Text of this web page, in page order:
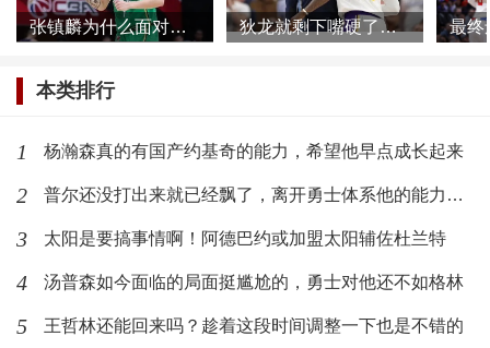
标签： 文班亚马
最新文章
张镇麟为什么面对网络暴力根本不慌，
打爆了还不承认
张镇麟为什么面对网络暴力根本不慌，他母亲或许比想象的更加强大 狄龙就剩下嘴硬了，被一个39岁的球员打爆了还不承认
本类排行
1 杨瀚森真的有国产约基奇的能力，希望他早点成长起来
2 普尔还没打出来就已经飘了，离开勇士体系他的能力发挥不出来了
3 太阳是要搞事情啊！阿德巴约或加盟太阳辅佐杜兰特
4 汤普森如今面临的局面挺尴尬的，勇士对他还不如格林
5 王哲林还能回来吗？趁着这段时间调整一下也是不错的